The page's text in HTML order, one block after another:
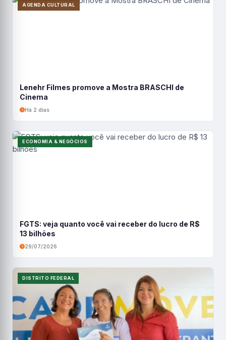
AGENDA CULTURAL
Lenehr Filmes promove a Mostra BRASCHI de
Cinema
Há 2 dias
ECONOMIA & NEGÓCIOS
FGTS: veja quanto você vai receber do lucro de R$
13 bilhões
29/07/2026
DISTRITO FEDERAL